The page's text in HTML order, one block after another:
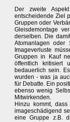
Der zweite
entscheidende Ziel
Gruppen oder
Gleisdemontage
derselben. Die
Atomanlagen oder
Imageverluste
Gruppen in Kauf
öffentlich kritisiert
bedauerlich sein.
wurden - was ja
für Debatte. Ein
ebenso wenig
Mitwirkenden.
Hinzu kommt,
imageschädigend
eine Gruppe z.B.